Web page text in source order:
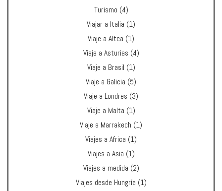
Turismo (4)
Viajar a Italia (1)
Viaje a Altea (1)
Viaje a Asturias (4)
Viaje a Brasil (1)
Viaje a Galicia (5)
Viaje a Londres (3)
Viaje a Malta (1)
Viaje a Marrakech (1)
Viajes a Africa (1)
Viajes a Asia (1)
Viajes a medida (2)
Viajes desde Hungría (1)